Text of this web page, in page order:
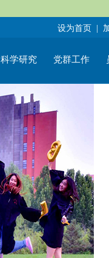
设为首页
科学研究 党群工作